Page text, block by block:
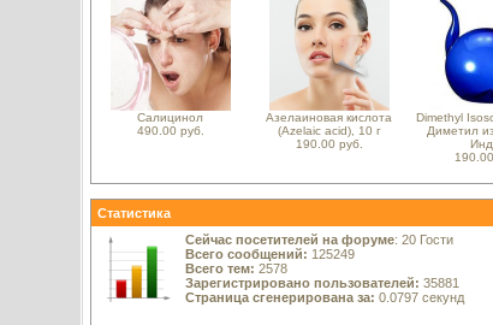
Салицинол
490.00 руб.
Азелаиновая кислота
(Azelaic acid), 10 г
190.00 руб.
Dimethyl
Диметил
Статистика
Сейчас посетителей на форуме: 20 Гости
Всего сообщений: 125249
Всего тем: 2578
Зарегистрировано пользователей: 35881
Страница сгенерирована за: 0.0797 секунд